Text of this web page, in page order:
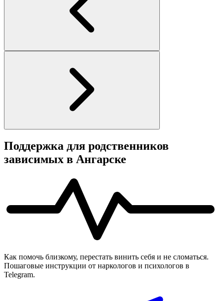
Поддержка для родственников
зависимых в Ангарске
Как помочь близкому, перестать винить себя и не сломаться.
Пошаговые инструкции от наркологов и психологов в
Telegram.